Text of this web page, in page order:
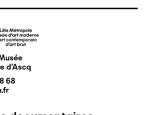
d'Ascq
68